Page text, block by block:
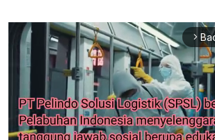
arrow_forward_ios